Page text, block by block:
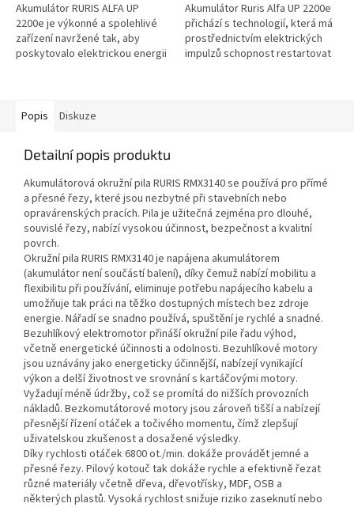
Akumulátor RURIS ALFA UP
2200e je výkonné a spolehlivé
zařízení navržené tak, aby
poskytovalo elektrickou energii
Akumulátor Ruris Alfa UP 2200e
přichází s technologií, která má
prostřednictvím elektrických
impulzů schopnost restartovat
Popis Diskuze
Detailní popis produktu
Akumulátorová okružní pila RURIS RMX3140 se používá pro přímé
a přesné řezy, které jsou nezbytné při stavebních nebo
opravárenských pracích. Pila je užitečná zejména pro dlouhé,
souvislé řezy, nabízí vysokou účinnost, bezpečnost a kvalitní
povrch.
Okružní pila RURIS RMX3140 je napájena akumulátorem
(akumulátor není součástí balení), díky čemuž nabízí mobilitu a
flexibilitu při používání, eliminuje potřebu napájecího kabelu a
umožňuje tak práci na těžko dostupných místech bez zdroje
energie. Nářadí se snadno používá, spuštění je rychlé a snadné.
Bezuhlíkový elektromotor přináší okružní pile řadu výhod,
včetně energetické účinnosti a odolnosti. Bezuhlíkové motory
jsou uznávány jako energeticky účinnější, nabízejí vynikající
výkon a delší životnost ve srovnání s kartáčovými motory.
Vyžadují méně údržby, což se promítá do nižších provozních
nákladů. Bezkomutátorové motory jsou zároveň tišší a nabízejí
přesnější řízení otáček a točivého momentu, čímž zlepšují
uživatelskou zkušenost a dosažené výsledky.
Díky rychlosti otáček 6800 ot./min. dokáže provádět jemné a
přesné řezy. Pilový kotouč tak dokáže rychle a efektivně řezat
různé materiály včetně dřeva, dřevotřísky, MDF, OSB a
některých plastů. Vysoká rychlost snižuje riziko zaseknutí nebo